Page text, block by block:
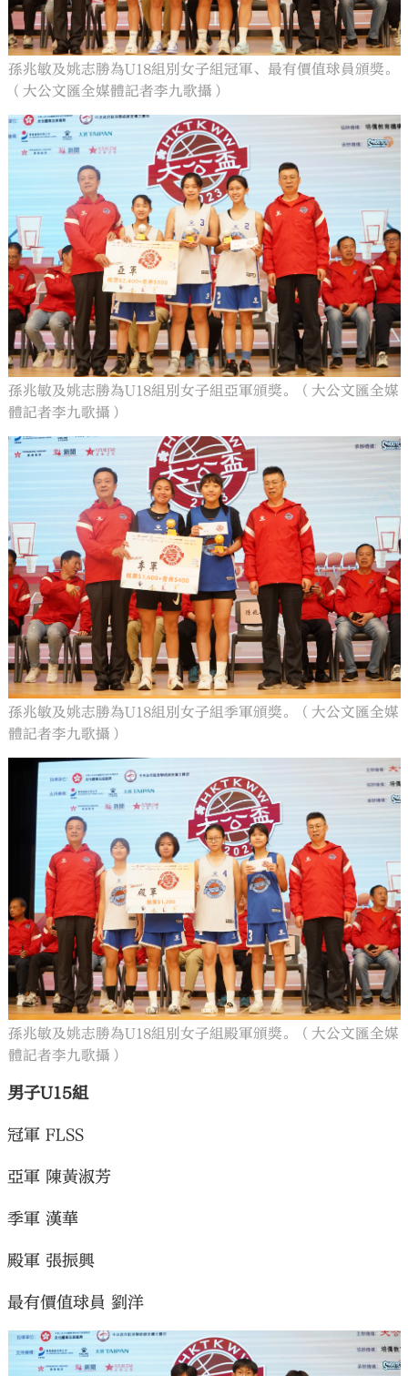
孫兆敏及姚志勝為U18組別女子組冠軍、最有價值球員頒獎。
（大公文匯全媒體記者李九歌攝）
孫兆敏及姚志勝為U18組別女子組亞軍頒獎。（大公文匯全媒
體記者李九歌攝）
孫兆敏及姚志勝為U18組別女子組季軍頒獎。（大公文匯全媒
體記者李九歌攝）
孫兆敏及姚志勝為U18組別女子組殿軍頒獎。（大公文匯全媒
體記者李九歌攝）
男子U15組
冠軍 FLSS
亞軍 陳黃淑芳
季軍 漢華
殿軍 張振興
最有價值球員 劉洋